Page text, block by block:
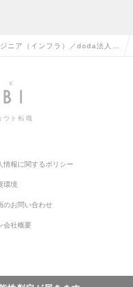
ニア（インフラ）／doda法人向
）(113704)の求人情報
ウト転職
情報に関するポリシー
環境
のお問い合わせ
会社概要